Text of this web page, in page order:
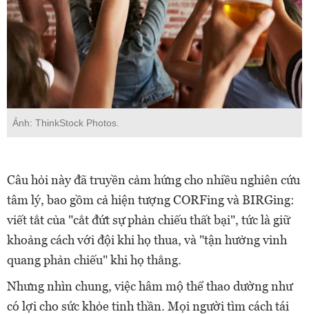
Ảnh: ThinkStock Photos.
Câu hỏi này đã truyền cảm hứng cho nhiều nghiên cứu
tâm lý, bao gồm cả hiện tượng CORFing và BIRGing:
viết tắt của "cắt đứt sự phản chiếu thất bại", tức là giữ
khoảng cách với đội khi họ thua, và "tận hưởng vinh
quang phản chiếu" khi họ thắng.
Nhưng nhìn chung, việc hâm mộ thể thao dường như
có lợi cho sức khỏe tinh thần. Mọi người tìm cách tái